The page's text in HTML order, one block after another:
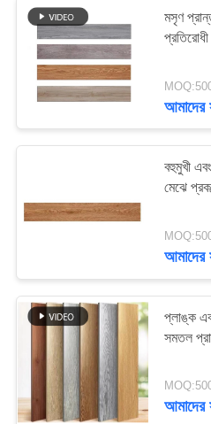
খবর
পিভিসি
মার্বেল
মসৃণ
MOQ:500
আমাদের
বহুমুখী
মেঝে
MOQ:500
আমাদের
প্লাঙ্ক
সমতল
MOQ:500
আমাদের